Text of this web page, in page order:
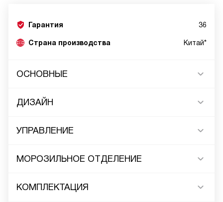
Гарантия 36
Страна производства Китай*
ОСНОВНЫЕ
ДИЗАЙН
УПРАВЛЕНИЕ
МОРОЗИЛЬНОЕ ОТДЕЛЕНИЕ
КОМПЛЕКТАЦИЯ